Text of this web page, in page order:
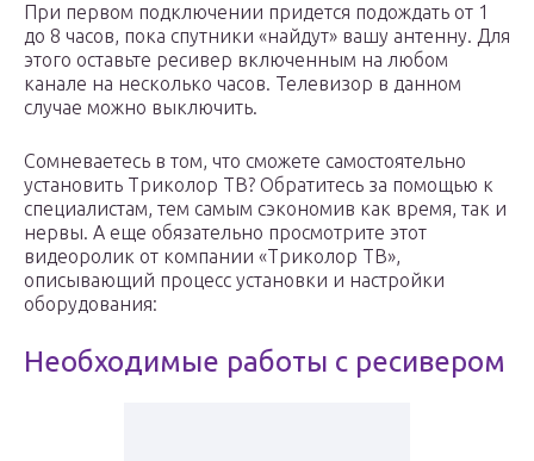
При первом подключении придется подождать от 1
до 8 часов, пока спутники «найдут» вашу антенну. Для
этого оставьте ресивер включенным на любом
канале на несколько часов. Телевизор в данном
случае можно выключить.
Сомневаетесь в том, что сможете самостоятельно
установить Триколор ТВ? Обратитесь за помощью к
специалистам, тем самым сэкономив как время, так и
нервы. А еще обязательно просмотрите этот
видеоролик от компании «Триколор ТВ»,
описывающий процесс установки и настройки
оборудования:
Необходимые работы с ресивером